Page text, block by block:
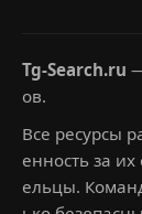
Tg-Search.ru
ов.
Все ресурсы
енность за
ельцы.